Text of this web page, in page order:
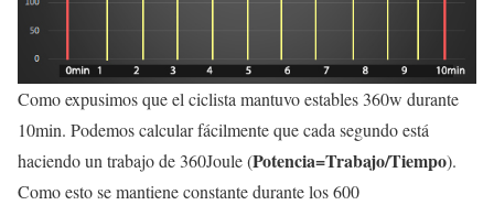
Como expusimos que el ciclista mantuvo estables 360w durante
10min. Podemos calcular fácilmente que cada segundo está
haciendo un trabajo de 360Joule (Potencia=Trabajo/Tiempo).
Como esto se mantiene constante durante los 600